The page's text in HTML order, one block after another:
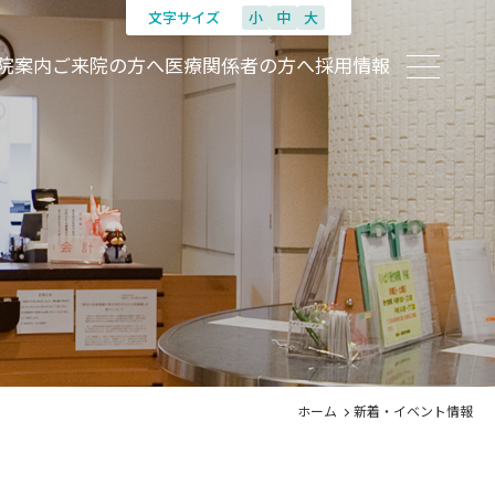
文字サイズ 小 中 大
案内ご来院の方へ医療関係者の方へ採用情報
ホーム 新着・イベント情報